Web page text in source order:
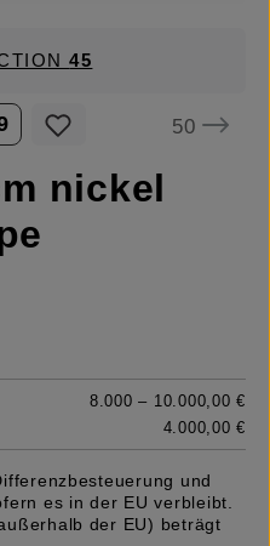
45
50
nickel
8.000 – 10.000,00 €
4.000,00 €
und
es in der EU verbleibt.
der EU) beträgt